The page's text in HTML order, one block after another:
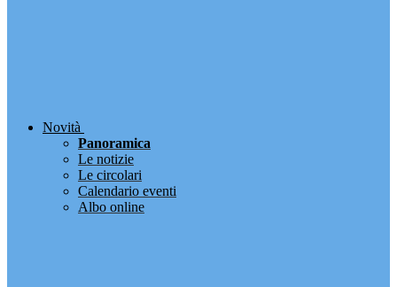
Novità
Panoramica
Le notizie
Le circolari
Calendario eventi
Albo online